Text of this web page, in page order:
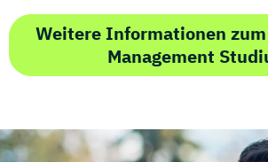
Weitere Informationen
Management